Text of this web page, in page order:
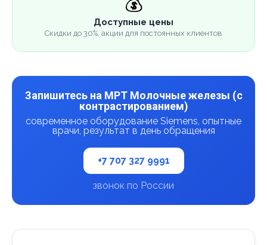
Доступные цены
Скидки до 30%, акции для постоянных клиентов
Запишитесь на МРТ Молочные железы (с
контрастированием)
современное оборудование Siemens, опытные
врачи, результат в день обращения
+7 707 327 9991
звонок по России